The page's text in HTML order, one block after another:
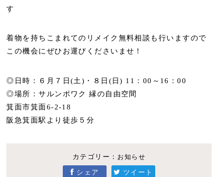
す
着物を持ちこまれてのリメイク無料相談も行いますので
この機会にぜひお運びくださいませ！
◎日時：６月７日(土)・８日(日) 11：00～16：00
◎場所：サルンポワク 縁の自由空間
箕面市箕面6-2-18
阪急箕面駅より徒歩５分
カテゴリー： お知らせ
シェア ツイート